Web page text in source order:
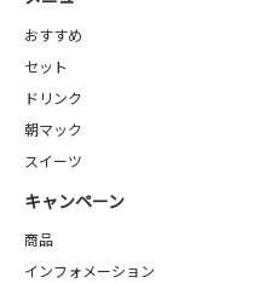
おすすめ
セット
ドリンク
朝マック
スイーツ
キャンペーン
商品
インフォメーション